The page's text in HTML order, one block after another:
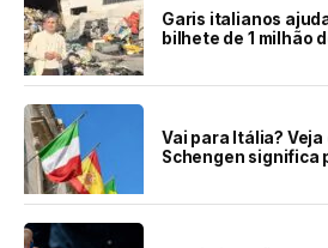
Garis italianos
bilhete de 1 milhão
Vai para Itália?
Schengen significa